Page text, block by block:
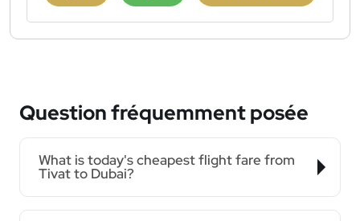
Question fréquemment posée
What is today's cheapest flight fare from
Tivat to Dubai?